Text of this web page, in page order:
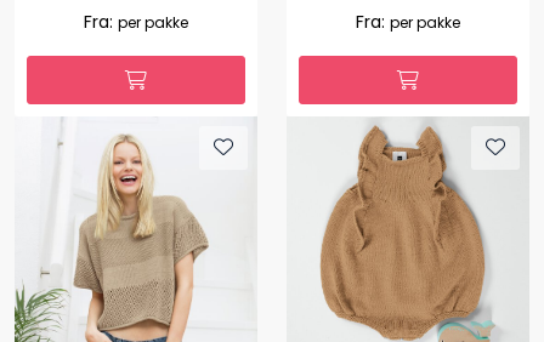
Fra: per pakke Fra: per pakke